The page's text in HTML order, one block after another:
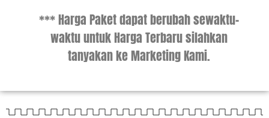
*** Harga Paket dapat berubah sewaktu-
waktu untuk Harga Terbaru silahkan
tanyakan ke Marketing Kami.